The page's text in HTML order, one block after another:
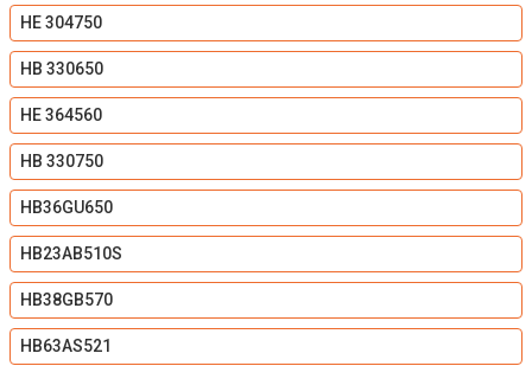
HE 304750
HB 330650
HE 364560
HB 330750
HB36GU650
HB23AB510S
HB38GB570
HB63AS521